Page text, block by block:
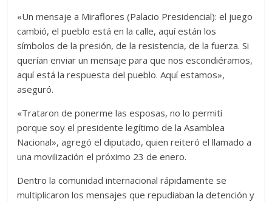
«Un mensaje a Miraflores (Palacio Presidencial): el juego
cambió, el pueblo está en la calle, aquí están los
símbolos de la presión, de la resistencia, de la fuerza. Si
querían enviar un mensaje para que nos escondiéramos,
aquí está la respuesta del pueblo. Aquí estamos»,
aseguró.
«Trataron de ponerme las esposas, no lo permití
porque soy el presidente legítimo de la Asamblea
Nacional», agregó el diputado, quien reiteró el llamado a
una movilización el próximo 23 de enero.
Dentro la comunidad internacional rápidamente se
multiplicaron los mensajes que repudiaban la detención y